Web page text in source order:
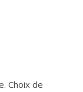
Choix de